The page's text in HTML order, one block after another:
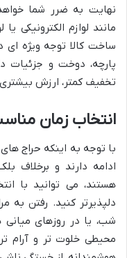
نهایت به ضرر شما
مانند لوازم الکترونیکی
ساخت کالا توجه ویژه
پارچه، دوخت و جزئیات
تخفیف کمتر، ارزش بیشتری
انتخاب زمان
با توجه به اینکه حراج
ادامه دارند و برخلاف
هستند، می توانید با
دلپذیرتر کنید. رفتن به
شب، یا در روزهای
محیطی خلوت تر و آرام